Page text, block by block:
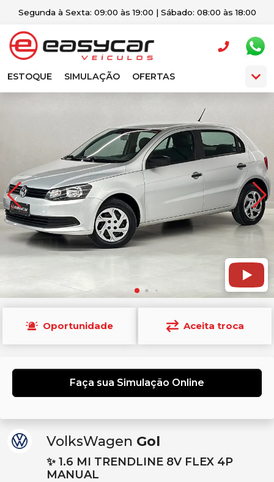
Segunda à Sexta: 09:00 às 19:00 | Sábado: 08:00 às 18:00
ESTOQUE SIMULAÇÃO OFERTAS
Oportunidade Aceita troca
Faça sua Simulação Online
VolksWagen Gol
✨ 1.6 MI TRENDLINE 8V FLEX 4P
MANUAL